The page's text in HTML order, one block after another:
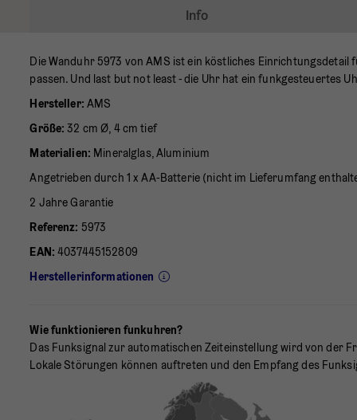
Info
Die Wanduhr 5973 von AMS ist ein köstliches
passen. Und last but not least - die Uhr hat ein funkgesteuertes
Hersteller: AMS
Größe: 32 cm Ø, 4 cm tief
Materialien: Mineralglas, Aluminium
Angetrieben durch 1 x AA-Batterie (nicht im Lieferumfang
2 Jahre Garantie
Referenz: 5973
EAN: 4037445152809
Herstellerinformationen
Wie funktionieren funkuhren?
Das Funksignal zur automatischen Zeiteinstellung wird von der
Lokale Störungen können auftreten und den Empfang des